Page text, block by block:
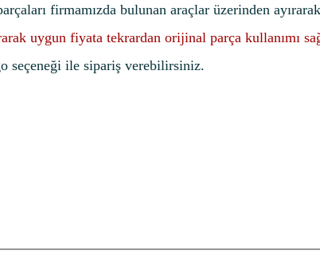
firmamızda bulunan araçlar üzerinden
uygun fiyata tekrardan orijinal parça kullanımı
seçeneği ile sipariş verebilirsiniz.